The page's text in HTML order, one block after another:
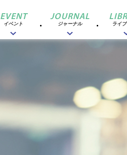
EVENT
イベント
JOURNAL
ジャーナル ライ